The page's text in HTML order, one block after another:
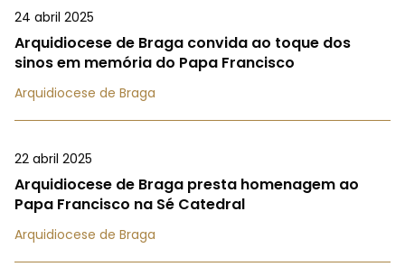
24 abril 2025
Arquidiocese de Braga convida ao toque dos
sinos em memória do Papa Francisco
Arquidiocese de Braga
22 abril 2025
Arquidiocese de Braga presta homenagem ao
Papa Francisco na Sé Catedral
Arquidiocese de Braga